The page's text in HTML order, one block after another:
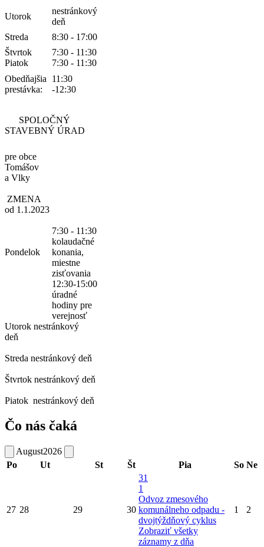
Utorok
nestránkový
deň
Streda
8:30 - 17:00
Štvrtok
7:30 - 11:30
Piatok
7:30 - 11:30
Obedňajšia
prestávka:
11:30
-12:30
SPOLOČNÝ
STAVEBNÝ ÚRAD
pre obce
Tomášov
a Vlky
ZMENA
od 1.1.2023
Pondelok
7:30 - 11:30
kolaudačné
konania,
miestne
zisťovania
12:30-15:00
úradné
hodiny pre
verejnosť
Utorok nestránkový
deň
Streda nestránkový deň
Štvrtok nestránkový deň
Piatok nestránkový deň
Čo nás čaká
August2026
Po
Ut St Št Pia So Ne
27 28 29 30
31
1
Odvoz zmesového
komunálneho odpadu -
dvojtýždňový cyklus
Zobraziť všetky
záznamy z dňa
1 2